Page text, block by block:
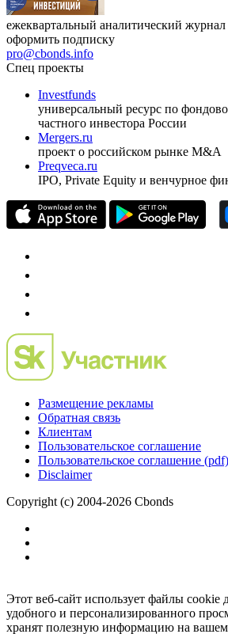
ежеквартальный аналитический журнал
оформить подписку
pro@cbonds.info
Спец проекты
Investfunds
универсальный ресурс по
частного инвестора России
Mergers.ru
проект о российском рынке M&A
Preqveca.ru
IPO, Private Equity и венчурное
Размещение рекламы
Обратная связь
Клиентам
Пользовательское соглашение
Пользовательское соглашение (pdf)
Disclaimer
Copyright (c) 2004-2026 Cbonds
Этот веб-сайт использует файлы cookie
удобного и персонализированного
хранят полезную информацию на вашем